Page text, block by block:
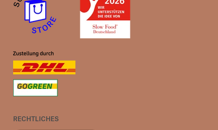
RECHTLICHES